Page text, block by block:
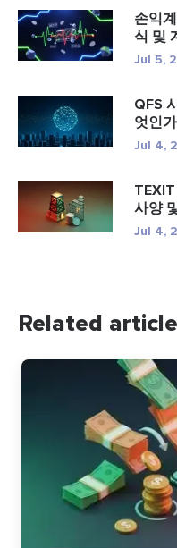
손익
식 및
Jul 5,
QFS
엇인
Jul 4,
사양
Jul 4,
Related